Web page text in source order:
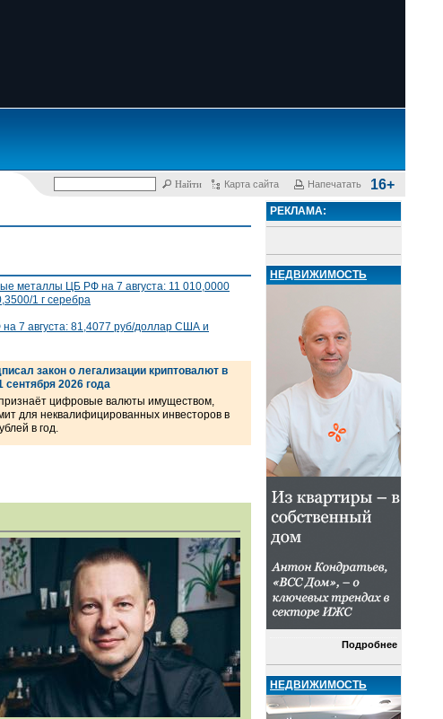
Карта сайта Напечатать 16+
металлы ЦБ РФ на 7 августа: 11 010,0000
1 г серебра
7 августа: 81,4077 руб/доллар США и
закон о легализации криптовалют в
сентября 2026 года
цифровые валюты имуществом,
для неквалифицированных инвесторов в
в год.
РЕКЛАМА:
НЕДВИЖИМОСТЬ
Подробнее
НЕДВИЖИМОСТЬ